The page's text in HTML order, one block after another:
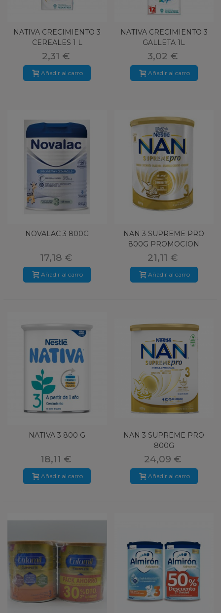
NATIVA CRECIMIENTO 3
CEREALES 1 L
2,31 €
Añadir al carro
NATIVA CRECIMIENTO 3
GALLETA 1L
3,02 €
Añadir al carro
NOVALAC 3 800G
17,18 €
Añadir al carro
NAN 3 SUPREME PRO
800G PROMOCION
21,11 €
Añadir al carro
NATIVA 3 800 G
18,11 €
Añadir al carro
NAN 3 SUPREME PRO
800G
24,09 €
Añadir al carro